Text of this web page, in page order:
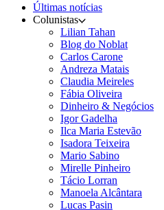
Últimas notícias
Colunistas
Lilian Tahan
Blog do Noblat
Carlos Carone
Andreza Matais
Claudia Meireles
Fábia Oliveira
Dinheiro & Negócios
Igor Gadelha
Ilca Maria Estevão
Isadora Teixeira
Mario Sabino
Mirelle Pinheiro
Tácio Lorran
Manoela Alcântara
Lucas Pasin